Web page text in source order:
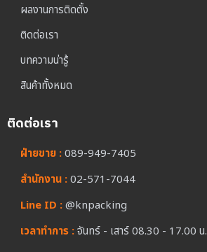
ผลงานการติดตั้ง
ติดต่อเรา
บทความน่ารู้
สินค้าทั้งหมด
ติดต่อเรา
ฝ่ายขาย :089-949-7405
สำนักงาน :02-571-7044
Line ID :@knpacking
เวลาทำการ :จันทร์ - เสาร์ 08.30 - 17.00 น.